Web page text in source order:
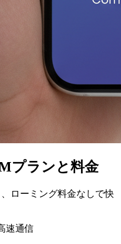
プランと料金
ローミング料金なしで快
速通信